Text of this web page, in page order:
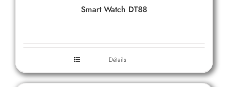
Smart Watch DT88
Détails